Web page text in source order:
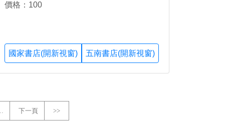
價格：100
國家書店(開新視窗) 五南書店(開新視窗)
下一頁 >>